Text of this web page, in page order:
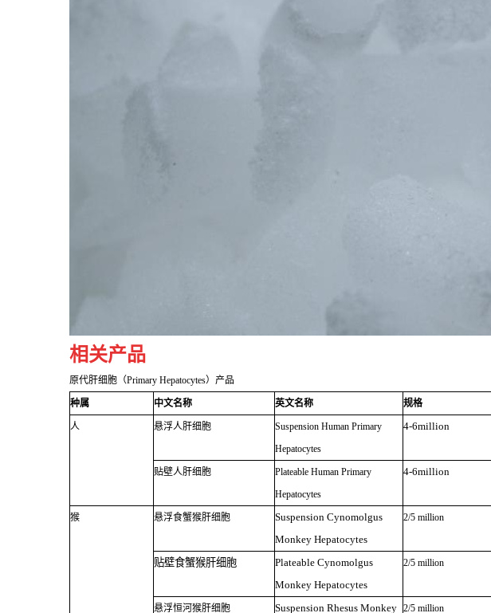
相关产品
原代肝细胞（Primary Hepatocytes）产品
种属 中文名称 英文名称 规格
人 悬浮人肝细胞
Suspension Human Primary
Hepatocytes
4-6million
贴壁人肝细胞
Plateable Human Primary
Hepatocytes
4-6million
猴 悬浮食蟹猴肝细胞
Suspension Cynomolgus
Monkey Hepatocytes
2/5 million
贴壁食蟹猴肝细胞
Plateable Cynomolgus
Monkey Hepatocytes
2/5 million
悬浮恒河猴肝细胞 Suspension Rhesus Monkey 2/5 million